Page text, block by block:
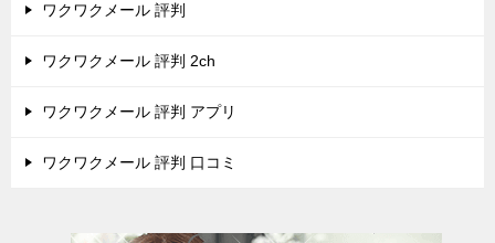
ワクワクメール 評判
ワクワクメール 評判 2ch
ワクワクメール 評判 アプリ
ワクワクメール 評判 口コミ